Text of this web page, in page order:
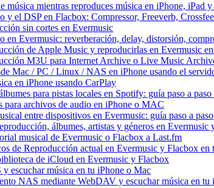
música mientras reproduces música en iPhone, iPad
y el DSP en Flacbox: Compressor, Freeverb,
sin cortes en Evermusic
en Evermusic: reverberación, delay, distorsión,
de Apple Music y reproducirlas en Evermusic
M3U para Internet Archive o Live Music
Mac / PC / Linux / NAS en iPhone usando el
en iPhone usando CarPlay
para pistas locales en Spotify: guía paso a
para archivos de audio en iPhone o MAC
entre dispositivos en Evermusic: guía paso a paso
álbumes, artistas y géneros en
musical de Evermusic o Flacbox a Last.fm
de Reproducción actual en Evermusic y Flacbox en
de iCloud en Evermusic y Flacbox
escuchar música en tu iPhone o Mac
NAS mediante WebDAV y escuchar música en tu